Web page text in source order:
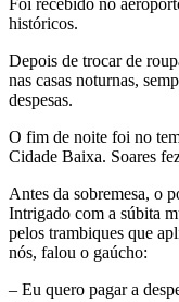
Foi recebido no
históricos.
Depois de trocar de
nas casas noturnas,
despesas.
O fim de noite foi no
Cidade Baixa. Soares
Antes da sobremesa, o
Intrigado com a súbita
pelos trambiques que
nós, falou o gaúcho:
– Eu quero pagar a